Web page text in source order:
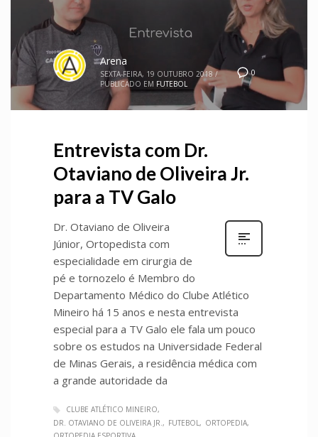
0
Arena
SEXTA-FEIRA, 19 OUTUBRO 2018 /
PUBLICADO EM FUTEBOL
Entrevista com Dr.
Otaviano de Oliveira Jr.
para a TV Galo
Dr. Otaviano de Oliveira
Júnior, Ortopedista com
especialidade em cirurgia de
pé e tornozelo é Membro do
Departamento Médico do Clube Atlético
Mineiro há 15 anos e nesta entrevista
especial para a TV Galo ele fala um pouco
sobre os estudos na Universidade Federal
de Minas Gerais, a residência médica com
a grande autoridade da
CLUBE ATLÉTICO MINEIRO
DR. OTAVIANO DE OLIVEIRA JR.
FUTEBOL
ORTOPEDIA